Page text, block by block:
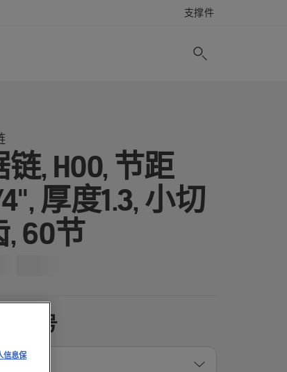
支撑件
链, H00, 节距
厚度1.3, 小切
, 60节
品型号
用型号
信息保